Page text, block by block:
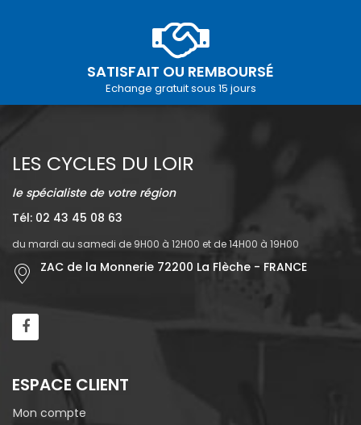
SATISFAIT OU REMBOURSÉ
Echange gratuit sous 15 jours
LES CYCLES DU LOIR
le spécialiste de votre région
Tél: 02 43 45 08 63
du mardi au samedi de 9H00 à 12H00 et de 14H00 à 19H00
ZAC de la Monnerie 72200 La Flèche - FRANCE
ESPACE CLIENT
Mon compte